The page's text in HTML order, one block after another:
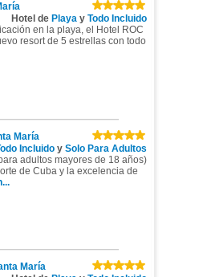
Hotel de Playay Todo Incluido
en la playa, el Hotel ROC
resort de 5 estrellas con todo
María
Incluidoy Solo Para Adultos
adultos mayores de 18 años)
de Cuba y la excelencia de
María